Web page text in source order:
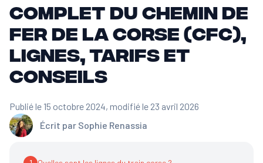
complet du Chemin de
fer de la Corse (CFC),
lignes, tarifs et
conseils
Écrit par Sophie Renassia
Publié le 15 octobre 2024, modifié le 23 avril 2026